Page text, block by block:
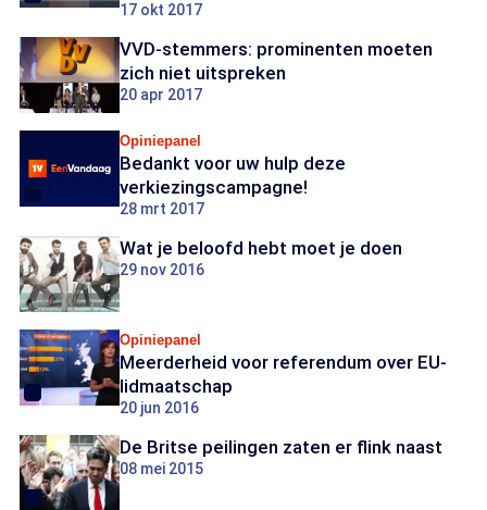
17 okt 2017
VVD-stemmers: prominenten moeten
zich niet uitspreken
20 apr 2017
Opiniepanel
Bedankt voor uw hulp deze
verkiezingscampagne!
28 mrt 2017
Wat je beloofd hebt moet je doen
29 nov 2016
Opiniepanel
Meerderheid voor referendum over EU-
lidmaatschap
20 jun 2016
De Britse peilingen zaten er flink naast
08 mei 2015